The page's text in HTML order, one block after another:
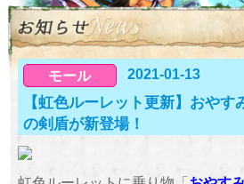
モール 2021-01-13
【虹色ルーレット更新】おや
の剣盾が新登場！